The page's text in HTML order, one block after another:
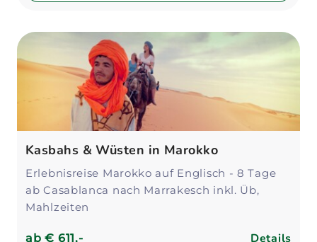
Kasbahs & Wüsten in Marokko
Erlebnisreise Marokko auf Englisch - 8 Tage
ab Casablanca nach Marrakesch inkl. Üb,
Mahlzeiten
ab€ 611,- Details